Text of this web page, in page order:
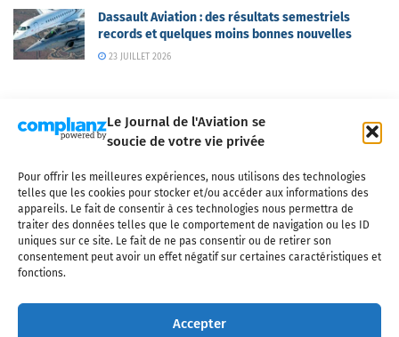
Le Journal de l'Aviation se
soucie de votre vie privée
Pour offrir les meilleures expériences, nous utilisons des technologies
telles que les cookies pour stocker et/ou accéder aux informations des
appareils. Le fait de consentir à ces technologies nous permettra de
traiter des données telles que le comportement de navigation ou les ID
uniques sur ce site. Le fait de ne pas consentir ou de retirer son
consentement peut avoir un effet négatif sur certaines caractéristiques et
fonctions.
Accepter
Dassault Aviation : des résultats semestriels
records et quelques moins bonnes nouvelles
23 JUILLET 2026
Qui sommes-nous ? Nous contacter
Partenaires
Mentions légales
CGV Politique de confidentialité Cookies
l'industrie aéronautique, l'aviation commerciale, l'aviation d'affaires, les